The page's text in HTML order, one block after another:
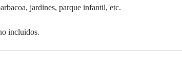
jardines, parque infantil, etc.
incluidos.